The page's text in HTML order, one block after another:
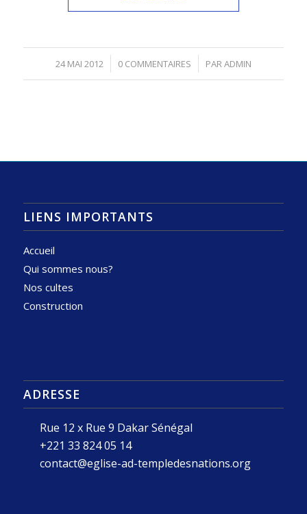
24 MAI 2012
/ 0 COMMENTAIRES
/ PARADMIN
LIENS IMPORTANTS
Accueil
Qui sommes nous?
Nos cultes
Construction
ADRESSE
Rue 12 x Rue 9 Dakar Sénégal
+221 33 824 05 14
contact@eglise-ad-templedesnations.org